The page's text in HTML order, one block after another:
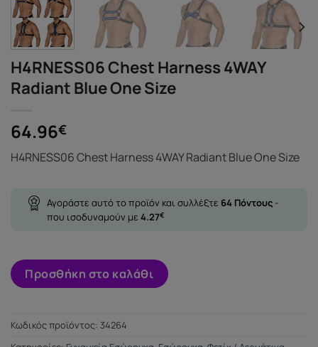
H4RNESS06 Chest Harness 4WAY
Radiant Blue One Size
64.96€
H4RNESS06 Chest Harness 4WAY Radiant Blue One Size
Αγοράστε αυτό το προϊόν και συλλέξτε 64 Πόντους -
που ισοδυναμούν με 4.27€
Προσθήκη στο καλάθι
Κωδικός προϊόντος: 34264